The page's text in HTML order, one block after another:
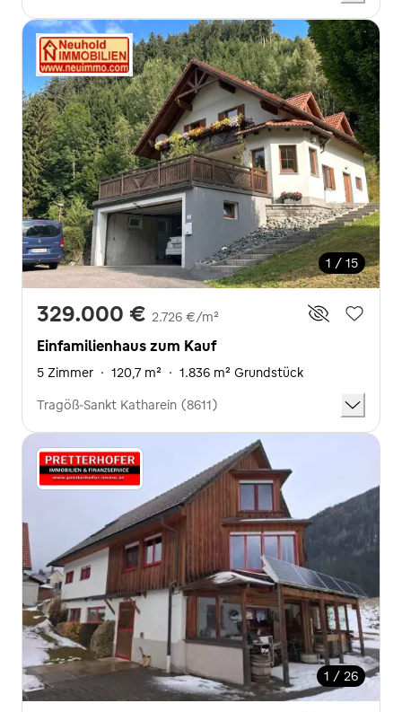
1 / 15
329.000 € 2.726 €/m²
Einfamilienhaus zum Kauf
5 Zimmer · 120,7 m² · 1.836 m² Grundstück
Tragöß-Sankt Katharein (8611)
1 / 26